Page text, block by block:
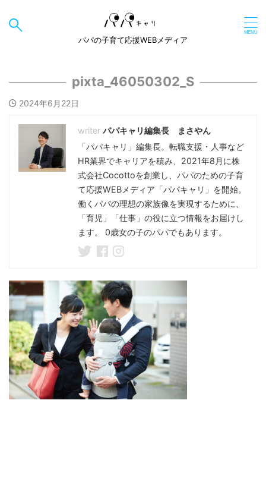
パパの子育て応援WEBメディア
pixta_46050302_S
2024年6月22日
パパキャリ編集長 まさやん
「パパキャリ」編集長。転職支援・人事など
HR業界でキャリアを積み、2021年8月に株
式会社Cocottoを創業し、パパのための子育
て応援WEBメディア「パパキャリ」を開始。
働くパパの理想の家族像を実現するために、
「育児」「仕事」の役に立つ情報をお届けし
ます。 0歳女の子のパパでもあります。